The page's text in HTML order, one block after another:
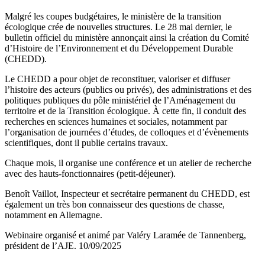
Malgré les coupes budgétaires, le ministère de la transition
écologique crée de nouvelles structures. Le 28 mai dernier, le
bulletin officiel du ministère annonçait ainsi la création du Comité
d’Histoire de l’Environnement et du Développement Durable
(CHEDD).
Le CHEDD a pour objet de reconstituer, valoriser et diffuser
l’histoire des acteurs (publics ou privés), des administrations et des
politiques publiques du pôle ministériel de l’Aménagement du
territoire et de la Transition écologique. À cette fin, il conduit des
recherches en sciences humaines et sociales, notamment par
l’organisation de journées d’études, de colloques et d’évènements
scientifiques, dont il publie certains travaux.
Chaque mois, il organise une conférence et un atelier de recherche
avec des hauts-fonctionnaires (petit-déjeuner).
Benoît Vaillot, Inspecteur et secrétaire permanent du CHEDD, est
également un très bon connaisseur des questions de chasse,
notamment en Allemagne.
Webinaire organisé et animé par Valéry Laramée de Tannenberg,
président de l’AJE. 10/09/2025